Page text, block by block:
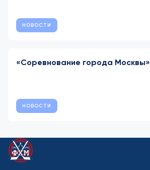
НОВОСТИ
«Соревнование города Москвы»
НОВОСТИ